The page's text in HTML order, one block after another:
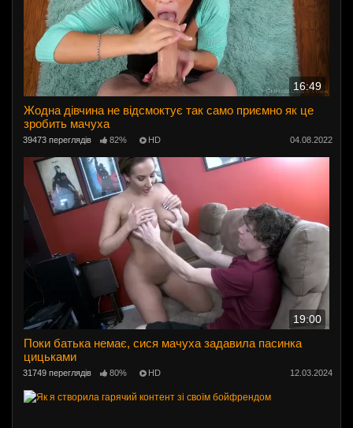
16:49
Жодна дівчина не відсмоктує так само приємно як це
зробить мачуха
39473 переглядів 82% HD 04.08.2022
19:00
Поки батька немає, сися мачуха задавила пасинка
цицьками
31749 переглядів 80% HD 12.03.2024